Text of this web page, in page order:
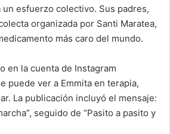
esfuerzo colectivo. Sus padres,
organizada por Santi Maratea,
más caro del mundo.
en la cuenta de Instagram
puede ver a Emmita en terapia,
La publicación incluyó el mensaje:
seguido de “Pasito a pasito y